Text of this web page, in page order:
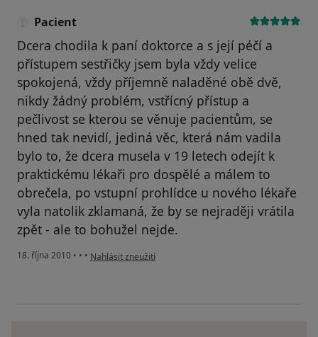
Pacient
Dcera chodila k paní doktorce a s její péčí a
přístupem sestřičky jsem byla vždy velice
spokojená, vždy příjemně naladěné obě dvě,
nikdy žádný problém, vstřícný přístup a
pečlivost se kterou se věnuje pacientům, se
hned tak nevidí, jediná věc, která nám vadila
bylo to, že dcera musela v 19 letech odejít k
praktickému lékaři pro dospělé a málem to
obrečela, po vstupní prohlídce u nového lékaře
vyla natolik zklamaná, že by se nejraději vrátila
zpět - ale to bohužel nejde.
18. října 2010 • • • podle názoru uživatele Pacient
Nahlásit zneužití